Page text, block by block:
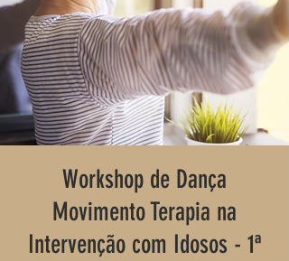
Workshop de Dança
Movimento Terapia na
Intervenção com Idosos - 1ª